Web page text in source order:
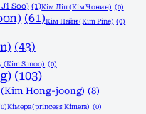
Soo) (1)Кім Ліп (Кім Чонин) (0)
(61)Кім Пайн (Kim Pine) (0)
(43)
(Kim Sunoo) (0)
(103)
Hong-joong) (8)
Кімера (princess Kimera) (0)